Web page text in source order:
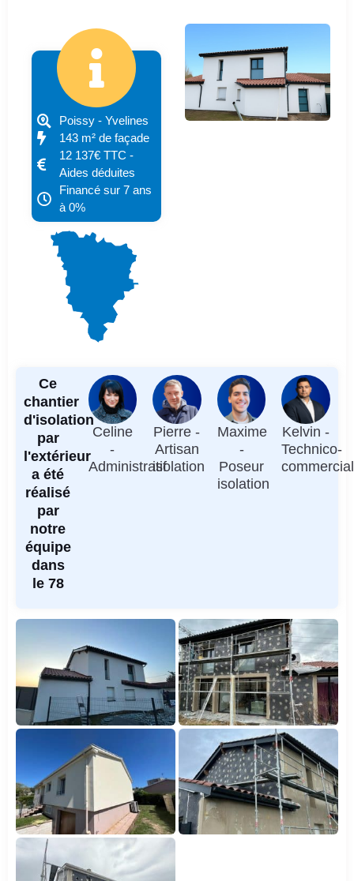
Poissy - Yvelines
143 m² de façade
12 137€ TTC -
Aides déduites
Financé sur 7 ans
à 0%
Ce
chantier
d'isolation
par
l'extérieur
a été
réalisé
par
notre
équipe
dans
le 78
Celine
-
Administratif
Pierre -
Artisan
isolation
Maxime
-
Poseur
isolation
Kelvin -
Technico-
commercial